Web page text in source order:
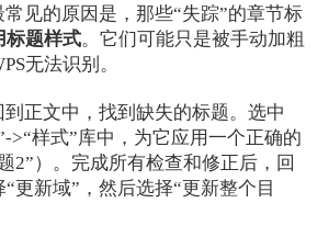
常见的原因是，那些“失踪”的章节标
标题样式。它们可能只是被手动加粗
无法识别。
到正文中，找到缺失的标题。选中
>“样式”库中，为它应用一个正确的
2”）。完成所有检查和修正后，回
更新域”，然后选择“更新整个目